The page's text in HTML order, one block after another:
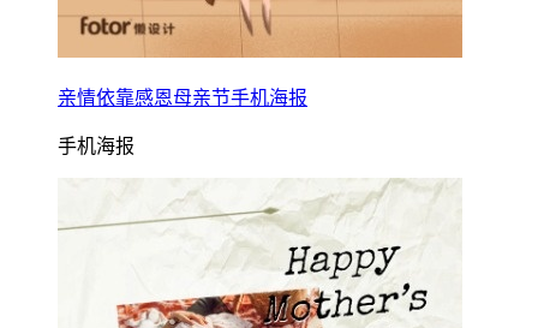
亲情依靠感恩母亲节手机海报
手机海报